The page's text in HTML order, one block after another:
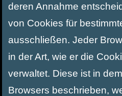
deren Annahme
von Cookies für
ausschließen. Jeder
in der Art, wie er die
verwaltet. Diese ist in
Browsers beschrieben,